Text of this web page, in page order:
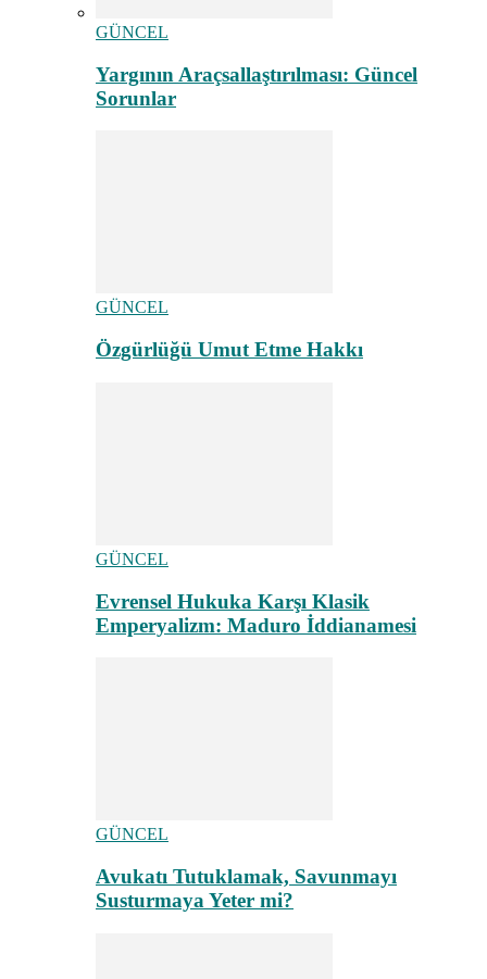
GÜNCEL
Yargının Araçsallaştırılması: Güncel
Sorunlar
GÜNCEL
Özgürlüğü Umut Etme Hakkı
GÜNCEL
Evrensel Hukuka Karşı Klasik
Emperyalizm: Maduro İddianamesi
GÜNCEL
Avukatı Tutuklamak, Savunmayı
Susturmaya Yeter mi?